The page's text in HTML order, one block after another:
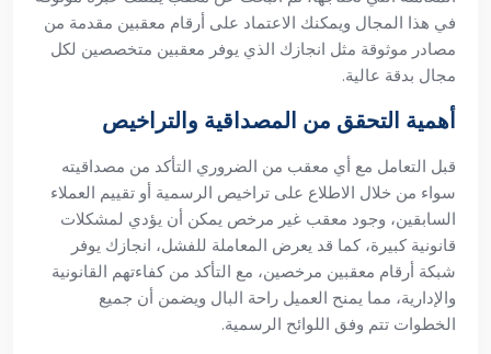
في هذا المجال ويمكنك الاعتماد على أرقام معقبين مقدمة من
مصادر موثوقة مثل انجازك الذي يوفر معقبين متخصصين لكل
مجال بدقة عالية.
أهمية التحقق من المصداقية والتراخيص
قبل التعامل مع أي معقب من الضروري التأكد من مصداقيته
سواء من خلال الاطلاع على تراخيص الرسمية أو تقييم العملاء
السابقين، وجود معقب غير مرخص يمكن أن يؤدي لمشكلات
قانونية كبيرة، كما قد يعرض المعاملة للفشل، انجازك يوفر
شبكة أرقام معقبين مرخصين، مع التأكد من كفاءتهم القانونية
والإدارية، مما يمنح العميل راحة البال ويضمن أن جميع
الخطوات تتم وفق اللوائح الرسمية.